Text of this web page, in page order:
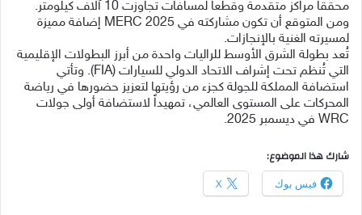
محققاً مراكز متقدمة وقطعاً لمسافات تجاوزت 10 آلاف كيلومتر.
ومن المتوقع أن تكون مشاركته في MERC 2025 إضافة مميزة
لمسيرته الغنية بالإنجازات.
تُعد بطولة الشرق الأوسط للراليات واحدة من أبرز البطولات الإقليمية
التي تُنظم تحت إشراف الاتحاد الدولي للسيارات (FIA). وتأتي
استضافة المملكة للجولة كجزء من رؤيتها لتعزيز حضورها في رياضة
المحركات على المستوى العالمي، تمهيداً لاستضافة أولى جولات
WRC في ديسمبر 2025.
شارك هذا الموضوع:
فيس بوك X